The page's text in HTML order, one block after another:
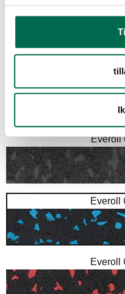
Everoll
Everoll
Everoll
Everoll
Everoll